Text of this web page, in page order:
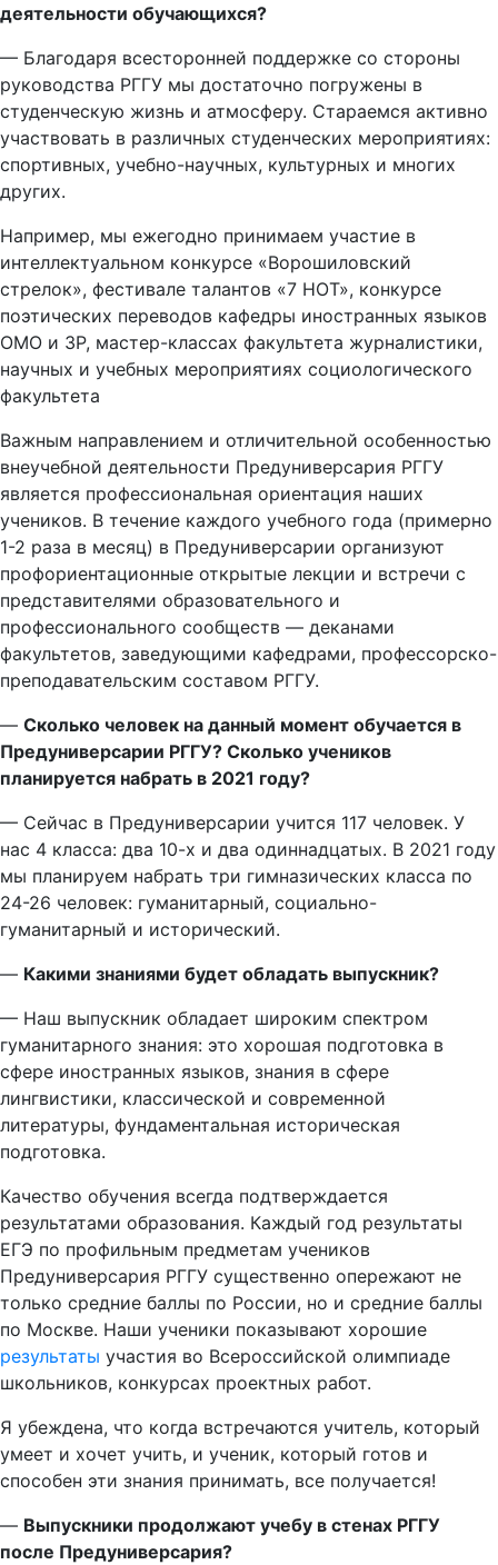
деятельности обучающихся?
— Благодаря всесторонней поддержке со стороны
руководства РГГУ мы достаточно погружены в
студенческую жизнь и атмосферу. Стараемся активно
участвовать в различных студенческих мероприятиях:
спортивных, учебно-научных, культурных и многих
других.
Например, мы ежегодно принимаем участие в
интеллектуальном конкурсе «Ворошиловский
стрелок», фестивале талантов «7 НОТ», конкурсе
поэтических переводов кафедры иностранных языков
ОМО и ЗР, мастер-классах факультета журналистики,
научных и учебных мероприятиях социологического
факультета
Важным направлением и отличительной особенностью
внеучебной деятельности Предуниверсария РГГУ
является профессиональная ориентация наших
учеников. В течение каждого учебного года (примерно
1-2 раза в месяц) в Предуниверсарии организуют
профориентационные открытые лекции и встречи с
представителями образовательного и
профессионального сообществ — деканами
факультетов, заведующими кафедрами, профессорско-
преподавательским составом РГГУ.
— Сколько человек на данный момент обучается в
Предуниверсарии РГГУ? Сколько учеников
планируется набрать в 2021 году?
— Сейчас в Предуниверсарии учится 117 человек. У
нас 4 класса: два 10-х и два одиннадцатых. В 2021 году
мы планируем набрать три гимназических класса по
24-26 человек: гуманитарный, социально-
гуманитарный и исторический.
— Какими знаниями будет обладать выпускник?
— Наш выпускник обладает широким спектром
гуманитарного знания: это хорошая подготовка в
сфере иностранных языков, знания в сфере
лингвистики, классической и современной
литературы, фундаментальная историческая
подготовка.
Качество обучения всегда подтверждается
результатами образования. Каждый год результаты
ЕГЭ по профильным предметам учеников
Предуниверсария РГГУ существенно опережают не
только средние баллы по России, но и средние баллы
по Москве. Наши ученики показывают хорошие
результаты участия во Всероссийской олимпиаде
школьников, конкурсах проектных работ.
Я убеждена, что когда встречаются учитель, который
умеет и хочет учить, и ученик, который готов и
способен эти знания принимать, все получается!
— Выпускники продолжают учебу в стенах РГГУ
после Предуниверсария?